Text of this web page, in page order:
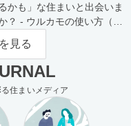
るかも」な住まいと出会いま
？ - ウルカモの使い方（買
向け）
見る
住まいメディア